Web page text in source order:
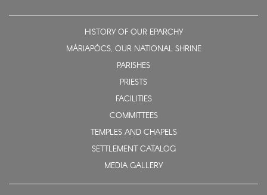
HISTORY OF OUR EPARCHY
MÁRIAPÓCS, OUR NATIONAL SHRINE
PARISHES
PRIESTS
FACILITIES
COMMITTEES
TEMPLES AND CHAPELS
SETTLEMENT CATALOG
MEDIA GALLERY